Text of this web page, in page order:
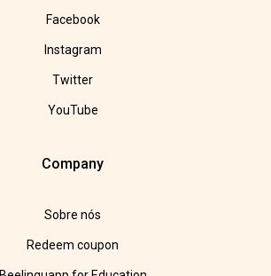
Facebook
Instagram
Twitter
YouTube
Company
Sobre nós
Redeem coupon